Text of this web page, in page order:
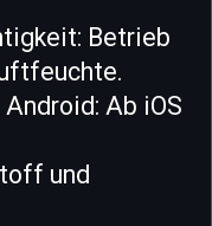
Betrieb
Ab iOS
und